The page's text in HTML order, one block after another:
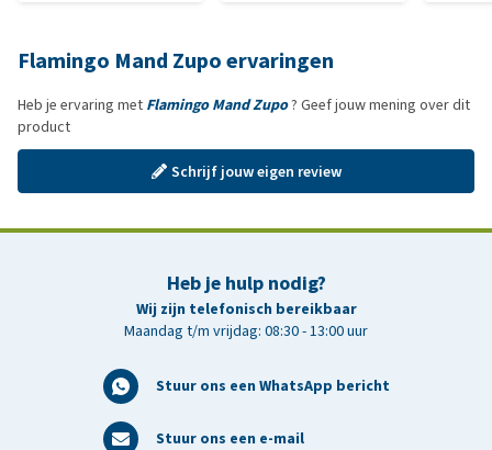
Flamingo Mand Zupo ervaringen
Heb je ervaring met Flamingo Mand Zupo? Geef jouw mening over dit
product
Schrijf jouw eigen review
Heb je hulp nodig?
Wij zijn telefonisch bereikbaar
Maandag t/m vrijdag: 08:30 - 13:00 uur
Stuur ons een WhatsApp bericht
Stuur ons een e-mail